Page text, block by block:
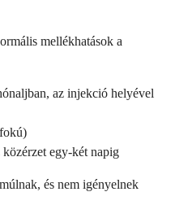
mellékhatások a
az injekció helyével
egy-két napig
és nem igényelnek